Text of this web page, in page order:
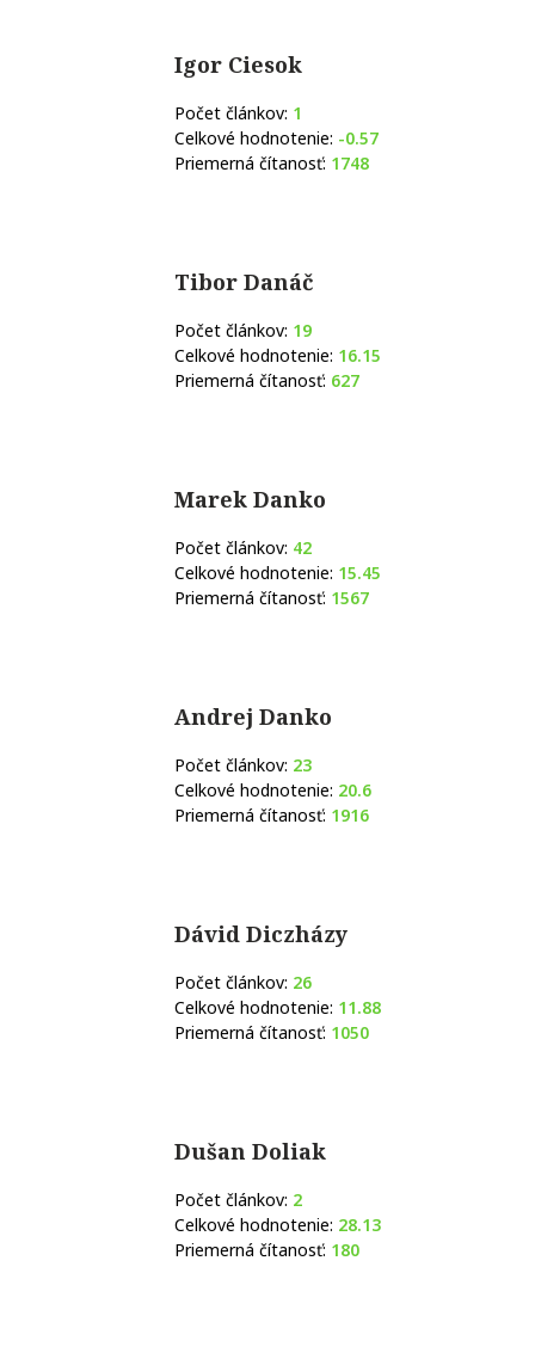
Igor Ciesok
Počet článkov: 1
Celkové hodnotenie: -0.57
Priemerná čítanosť: 1748
Tibor Danáč
Počet článkov: 19
Celkové hodnotenie: 16.15
Priemerná čítanosť: 627
Marek Danko
Počet článkov: 42
Celkové hodnotenie: 15.45
Priemerná čítanosť: 1567
Andrej Danko
Počet článkov: 23
Celkové hodnotenie: 20.6
Priemerná čítanosť: 1916
Dávid Diczházy
Počet článkov: 26
Celkové hodnotenie: 11.88
Priemerná čítanosť: 1050
Dušan Doliak
Počet článkov: 2
Celkové hodnotenie: 28.13
Priemerná čítanosť: 180